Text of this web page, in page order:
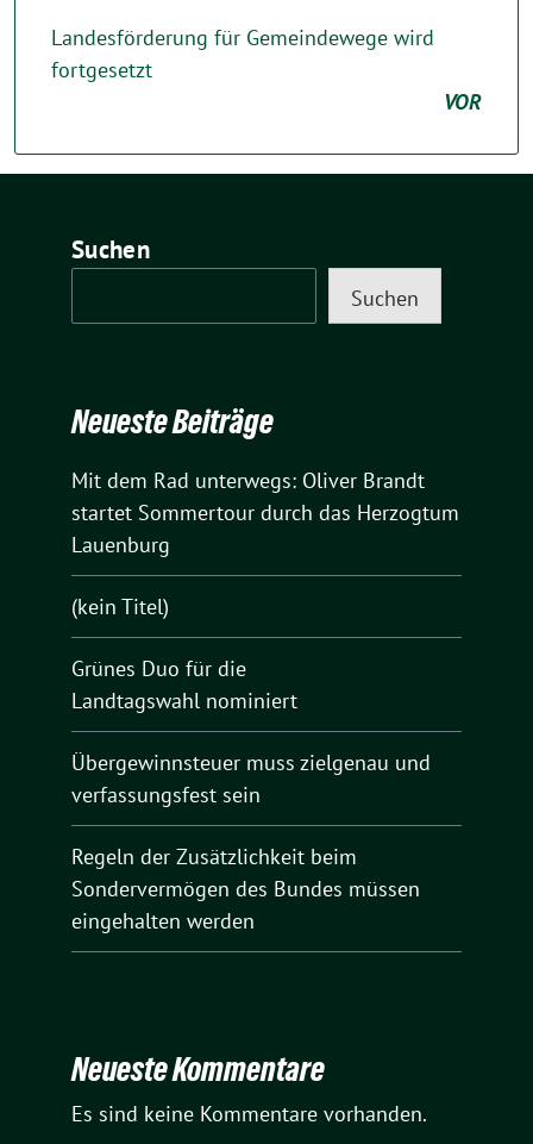
Landesförderung für Gemeindewege wird
fortgesetzt
VOR
Suchen
Suchen
Neueste Beiträge
Mit dem Rad unterwegs: Oliver Brandt
startet Sommertour durch das Herzogtum
Lauenburg
(kein Titel)
Grünes Duo für die
Landtagswahl nominiert
Übergewinnsteuer muss zielgenau und
verfassungsfest sein
Regeln der Zusätzlichkeit beim
Sondervermögen des Bundes müssen
eingehalten werden
Neueste Kommentare
Es sind keine Kommentare vorhanden.